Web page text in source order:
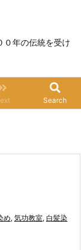
０年の伝統を受け
Search
め, 気功教室, 白髪染